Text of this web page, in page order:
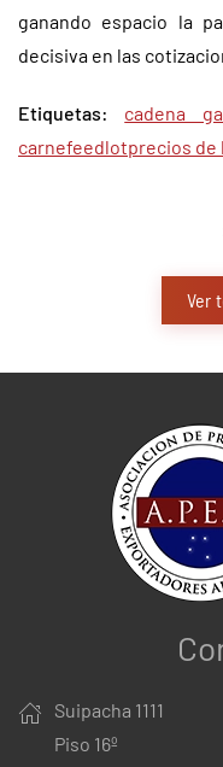
ganando espacio la
decisiva en las
Etiquetas: cadena
carnefeedlotprecios de
Ver
Suipacha 1111
Piso 16º